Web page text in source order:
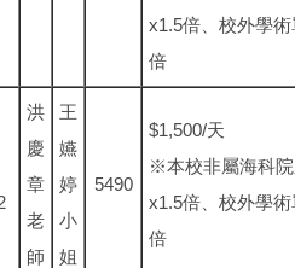
x1.5倍、校外學
倍
洪
慶
章
老
師
王
嬿
婷
小
姐
5490
$1,500/天
※本校非屬海科
x1.5倍、校外學
倍